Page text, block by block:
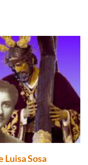
Luisa Sosa